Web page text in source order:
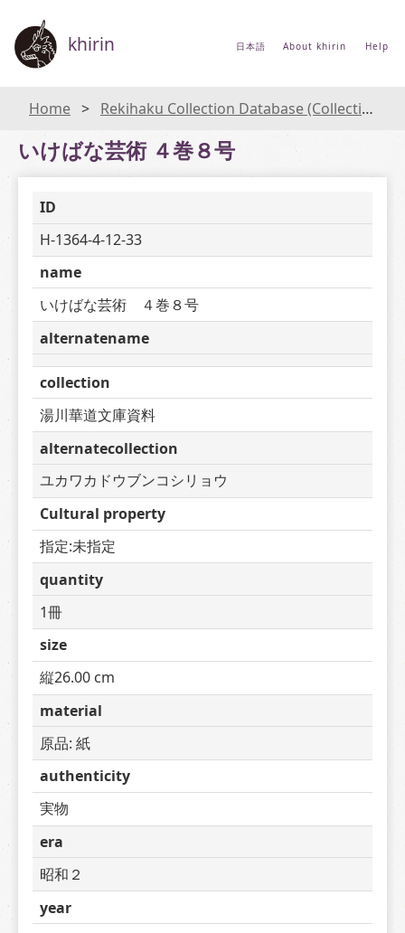
khirin 日本語 About khirin Help
Home Rekihaku Collection Database (Collections Database of the National Museum of Japanese History)
いけばな芸術 ４巻８号
ID
H-1364-4-12-33
name
いけばな芸術　４巻８号
alternatename
collection
湯川華道文庫資料
alternatecollection
ユカワカドウブンコシリョウ
Cultural property
指定:未指定
quantity
1冊
size
縦26.00 cm
material
原品: 紙
authenticity
実物
era
昭和２
year